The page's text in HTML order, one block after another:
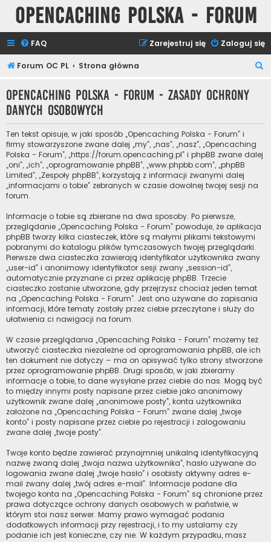
Opencaching Polska - Forum
FAQ Zaloguj się
Zarejestruj się
Forum OC PL Strona główna
Opencaching Polska - Forum - Zasady ochrony
danych osobowych
Ten tekst opisuje, w jaki sposób „Opencaching Polska - Forum” i
firmy stowarzyszone zwane dalej „my”, „nas”, „nasz”, „Opencaching
Polska - Forum”, „https://forum.opencaching.pl” i phpBB zwane dalej
„oni”, „ich”, „oprogramowanie phpBB”, „www.phpbb.com”, „phpBB
Limited”, „Zespoły phpBB”, korzystają z informacji zwanymi dalej
„informacjami o tobie” zebranych w czasie dowolnej twojej sesji na
forum.
Informacje o tobie są zbierane na dwa sposoby. Po pierwsze,
przeglądanie „Opencaching Polska - Forum” powoduje, że aplikacja
phpBB tworzy kilka ciasteczek, które są małymi plikami tekstowymi
pobranymi do katalogu plików tymczasowych twojej przeglądarki.
Pierwsze dwa ciasteczka zawierają identyfikator użytkownika zwany
„user-id” i anonimowy identyfikator sesji zwany „session-id”,
automatycznie przyznane ci przez aplikację phpBB. Trzecie
ciasteczko zostanie utworzone, gdy przejrzysz chociaż jeden temat
na „Opencaching Polska - Forum”. Jest ono używane do zapisania
informacji, które tematy zostały przez ciebie przeczytane i służy do
ułatwienia ci nawigacji na forum.
W czasie przeglądania „Opencaching Polska - Forum” możemy też
utworzyć ciasteczka niezależne od oprogramowania phpBB, ale ich
ten dokument nie dotyczy – ma on opisywać tylko strony stworzone
przez oprogramowanie phpBB. Drugi sposób, w jaki zbieramy
informacje o tobie, to dane wysyłane przez ciebie do nas. Mogą być
to między innymi posty napisane przez ciebie jako anonimowy
użytkownik zwane dalej „anonimowe posty”, konta użytkownika
założone na „Opencaching Polska - Forum” zwane dalej „twoje
konto” i posty napisane przez ciebie po rejestracji i zalogowaniu
zwane dalej „twoje posty”.
Twoje konto będzie zawierać przynajmniej unikalną identyfikacyjną
nazwę zwaną dalej „twoja nazwa użytkownika”, hasło używane do
logowania zwane dalej „twoje hasło” i osobisty aktywny adres e-
mail zwany dalej „twój adres e-mail”. Informacje podane dla
twojego konta na „Opencaching Polska - Forum” są chronione przez
prawa dotyczące ochrony danych osobowych w państwie, w
którym stoi nasz serwer. Mamy prawo wymagać podania
dodatkowych informacji przy rejestracji, i to my ustalamy czy
podanie ich jest konieczne, czy nie. W każdym przypadku, masz